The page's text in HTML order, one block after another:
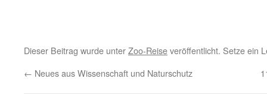
Dieser Beitrag wurde unterZoo-Reiseveröffentlicht. Setze ein
← Neues aus Wissenschaft und Naturschutz